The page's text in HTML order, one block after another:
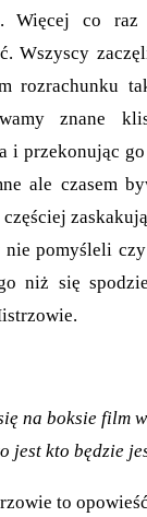
Więcej co
Wszyscy
rozrachunku
znane
i przekonując
ale czasem
pomyśleli
niż się
na boksie film
jest kto będzie
to